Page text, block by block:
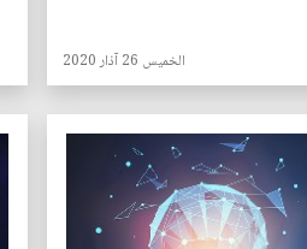
الخميس 26 آذار 2020